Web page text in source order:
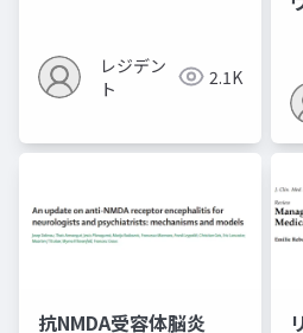
レジデン
ト
2.1K
抗NMDA受容体脳炎